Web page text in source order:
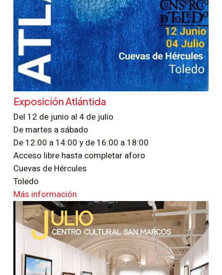
Exposición Atlántida
Del 12 de junio al 4 de julio
De martes a sábado
De 12:00 a 14:00 y de 16:00 a 18:00
Acceso libre hasta completar aforo
Cuevas de Hércules
Toledo
Más información